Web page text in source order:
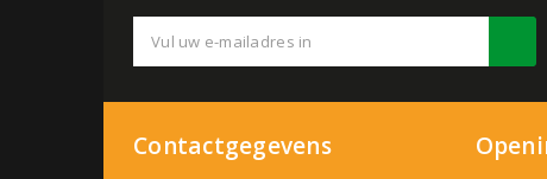
Contactgegevens